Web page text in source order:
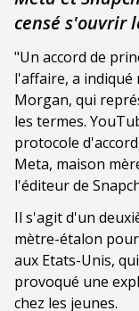
censé s'ouvrir
"Un accord de
l'affaire, a indiqué
Morgan, qui
les termes.
protocole
Meta, maison
l'éditeur de
Il s'agit d'un
mètre-étalon
aux Etats-Unis,
provoqué une
chez les jeunes.